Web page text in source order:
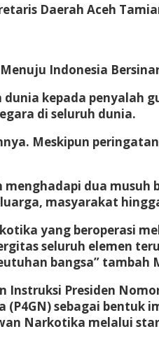
Daerah Aceh
Indonesia
kepada penyalah
di seluruh dunia.
Meskipun
dua musuh
masyarakat
yang beroperasi
seluruh elemen
bangsa” tambah
Instruksi Presiden
(P4GN) sebagai bentuk
Narkotika melalui